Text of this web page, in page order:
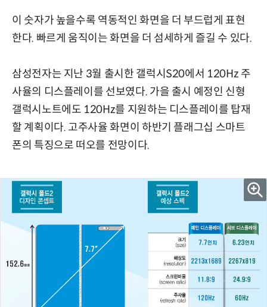
이 숫자가 높을수록 역동적인 화면을 더 부드럽게 표현
한다. 빠르게 움직이는 화면을 더 섬세하게 즐길 수 있다.
삼성전자는 지난 3월 출시한 갤럭시S20에서 120Hz 주
사율의 디스플레이를 선보였다. 가을 출시 예정인 신형
갤럭시노트에도 120Hz를 지원하는 디스플레이를 탑재
할 계획이다. 고주사율 화면이 하반기 플래그십 스마트
폰의 특징으로 떠오를 전망이다.